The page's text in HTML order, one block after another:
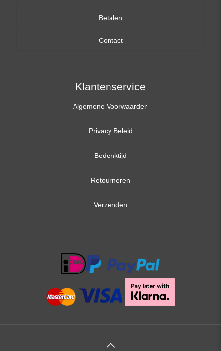
15,6 inch
17,3 inch
Betalen
Contact
Klantenservice
Algemene Voorwaarden
Privacy Beleid
Bedenktijd
Retourneren
Verzenden